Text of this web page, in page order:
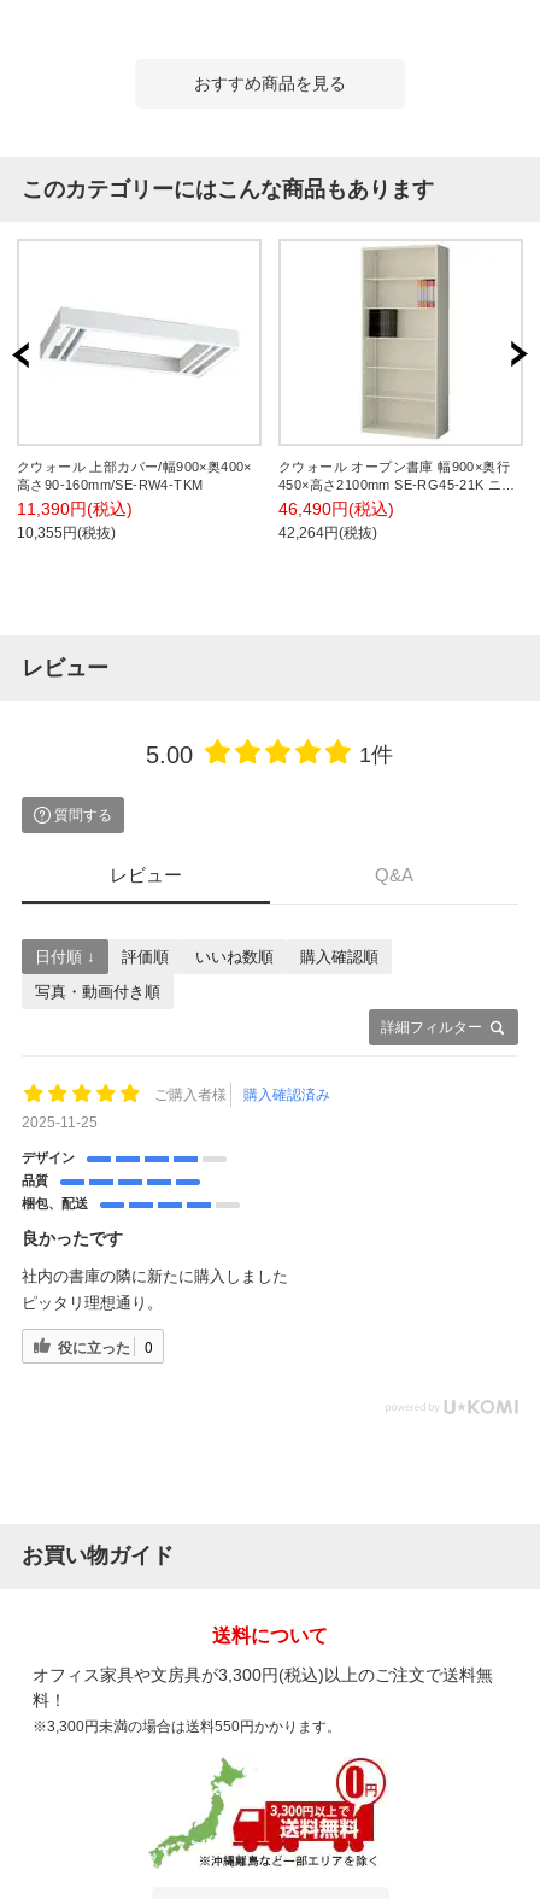
おすすめ商品を見る
このカテゴリーにはこんな商品もあります
クウォール 上部カバー/幅900×奥400×
高さ90-160mm/SE-RW4-TKM
11,390円(税込)
10,355円(税抜)
クウォール オープン書庫 幅900×奥行
450×高さ2100mm SE-RG45-21K ニュ
ーグレー オフィス収納 スチール書庫
スチールキャビネット 【国産】【完成
品】
46,490円(税込)
42,264円(税抜)
レビュー
5.00 1件
質問する
レビュー Q&A
詳細フィルター
日付順 ↓ 評価順 いいね数順
購入確認順
写真・動画付き順
ご購入者様
購入確認済み
2025-11-25
デザイン
品質
梱包、配送
良かったです
社内の書庫の隣に新たに購入しました
ピッタリ理想通り。
役に立った 0
お買い物ガイド
送料について
オフィス家具や文房具が3,300円(税込)以上のご注文で送料無
料！
※3,300円未満の場合は送料550円かかります。